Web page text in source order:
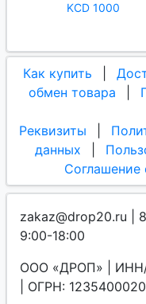
KCD 1000
Как купить
обмен товара
Реквизиты
данных
Соглашение
zakaz@drop20.ru |
9:00-18:00
ООО «ДРОП» | ИНН/
| ОГРН: